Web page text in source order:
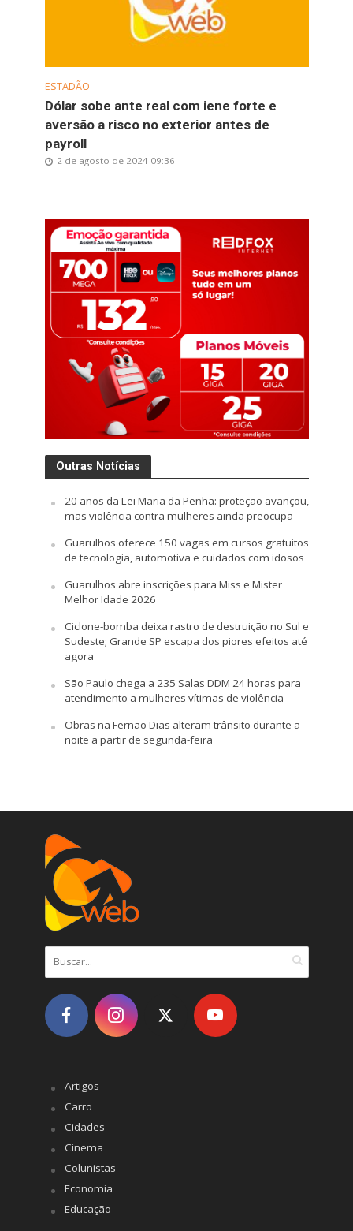
ESTADÃO
Dólar sobe ante real com iene forte e
aversão a risco no exterior antes de
payroll
2 de agosto de 2024 09:36
Outras Notícias
20 anos da Lei Maria da Penha: proteção avançou,
mas violência contra mulheres ainda preocupa
Guarulhos oferece 150 vagas em cursos gratuitos
de tecnologia, automotiva e cuidados com idosos
Guarulhos abre inscrições para Miss e Mister
Melhor Idade 2026
Ciclone-bomba deixa rastro de destruição no Sul e
Sudeste; Grande SP escapa dos piores efeitos até
agora
São Paulo chega a 235 Salas DDM 24 horas para
atendimento a mulheres vítimas de violência
Obras na Fernão Dias alteram trânsito durante a
noite a partir de segunda-feira
Artigos
Carro
Cidades
Cinema
Colunistas
Economia
Educação